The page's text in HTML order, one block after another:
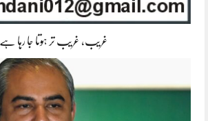
غریب، غریب تر ہوتا جا رہا ہے